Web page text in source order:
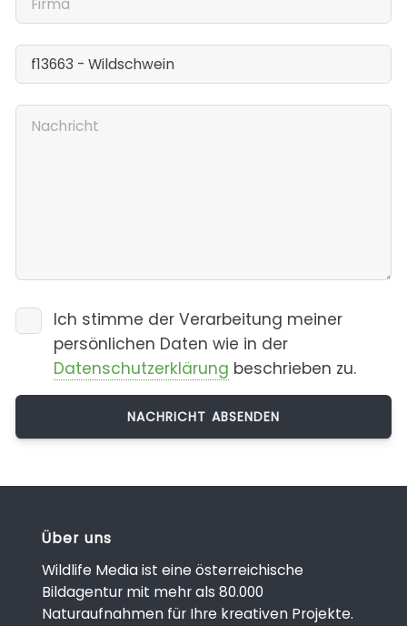
Ich stimme der Verarbeitung meiner
persönlichen Daten wie in der
Datenschutzerklärung beschrieben zu.
Über uns
Wildlife Media ist eine österreichische
Bildagentur mit mehr als 80.000
Naturaufnahmen für Ihre kreativen Projekte.